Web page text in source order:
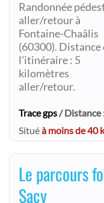
Randonnée
aller/retour à
Fontaine-Chaâlis
(60300). Distance
l'itinéraire : 5
kilomètres
aller/retour.
Trace gps/ Distance
Situéà moins de 40
Le parcours
Sacy